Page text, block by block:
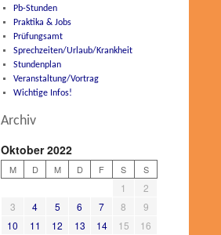
Pb-Stunden
Praktika & Jobs
Prüfungsamt
Sprechzeiten/Urlaub/Krankheit
Stundenplan
Veranstaltung/Vortrag
Wichtige Infos!
Archiv
Oktober 2022
M D M D F S S
1
2
3
4 5 6 7 8
9
10
11 12 13 14 15
16